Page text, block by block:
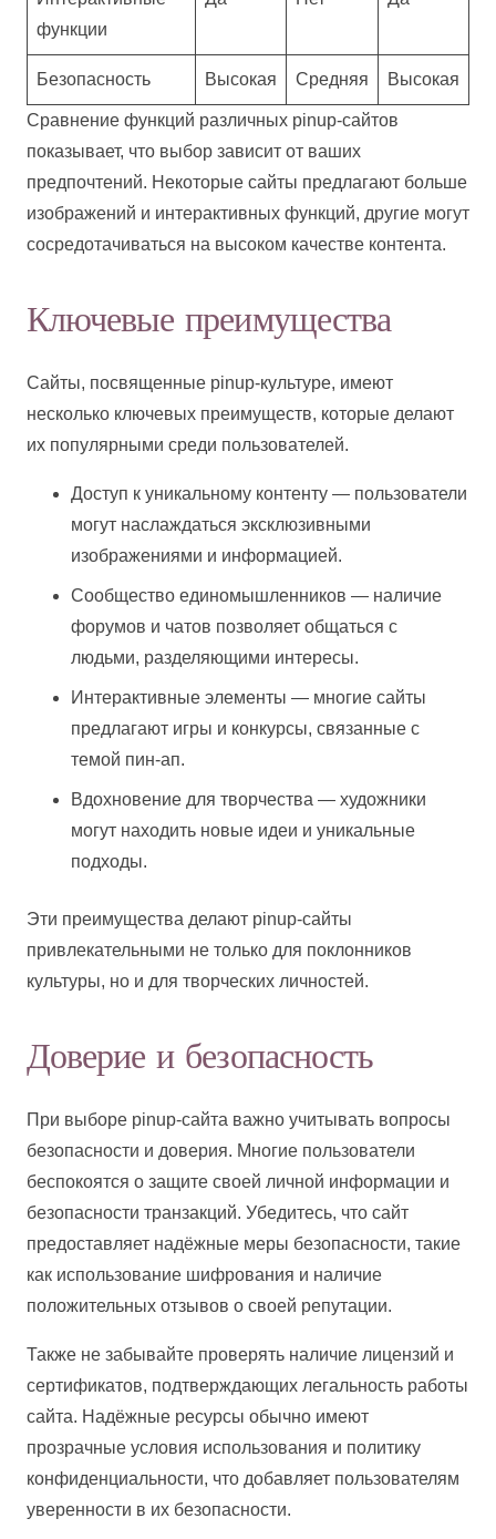
функции
Безопасность Высокая Средняя Высокая
Сравнение функций различных pinup-сайтов
показывает, что выбор зависит от ваших
предпочтений. Некоторые сайты предлагают больше
изображений и интерактивных функций, другие могут
сосредотачиваться на высоком качестве контента.
Ключевые преимущества
Сайты, посвященные pinup-культуре, имеют
несколько ключевых преимуществ, которые делают
их популярными среди пользователей.
Доступ к уникальному контенту — пользователи
могут наслаждаться эксклюзивными
изображениями и информацией.
Сообщество единомышленников — наличие
форумов и чатов позволяет общаться с
людьми, разделяющими интересы.
Интерактивные элементы — многие сайты
предлагают игры и конкурсы, связанные с
темой пин-ап.
Вдохновение для творчества — художники
могут находить новые идеи и уникальные
подходы.
Эти преимущества делают pinup-сайты
привлекательными не только для поклонников
культуры, но и для творческих личностей.
Доверие и безопасность
При выборе pinup-сайта важно учитывать вопросы
безопасности и доверия. Многие пользователи
беспокоятся о защите своей личной информации и
безопасности транзакций. Убедитесь, что сайт
предоставляет надёжные меры безопасности, такие
как использование шифрования и наличие
положительных отзывов о своей репутации.
Также не забывайте проверять наличие лицензий и
сертификатов, подтверждающих легальность работы
сайта. Надёжные ресурсы обычно имеют
прозрачные условия использования и политику
конфиденциальности, что добавляет пользователям
уверенности в их безопасности.